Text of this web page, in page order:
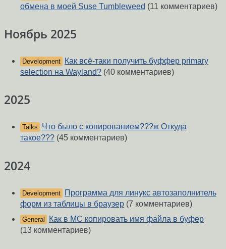
обмена в моей Suse Tumbleweed (11 комментариев)
Ноябрь 2025
Development
Как всё-таки получить буффер primary
selection на Wayland? (40 комментариев)
2025
Talks
Что было с копированием???ж Откуда
такое??? (45 комментариев)
2024
Development
Программа для линукс автозаполнитель
форм из таблицы в браузер (7 комментариев)
General
Как в МС копировать имя файла в буфер
(13 комментариев)